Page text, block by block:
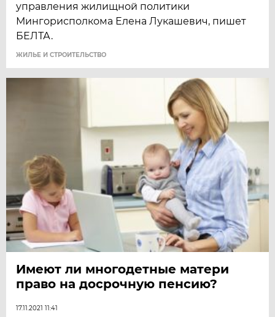
управления жилищной политики
Мингорисполкома Елена Лукашевич, пишет
БЕЛТА.
ЖИЛЬЕ И СТРОИТЕЛЬСТВО
Имеют ли многодетные матери
право на досрочную пенсию?
17.11.2021 11:41